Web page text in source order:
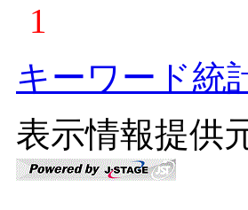
1
キーワード統
表示情報提供